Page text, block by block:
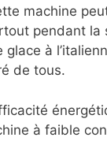
machine
pendant la
à
de tous.
à faible